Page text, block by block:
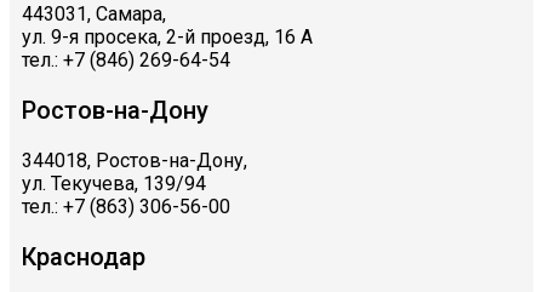
443031, Самара,
ул. 9-я просека, 2-й проезд, 16 А
тел.: +7 (846) 269-64-54
Ростов-на-Дону
344018, Ростов-на-Дону,
ул. Текучева, 139/94
тел.: +7 (863) 306-56-00
Краснодар